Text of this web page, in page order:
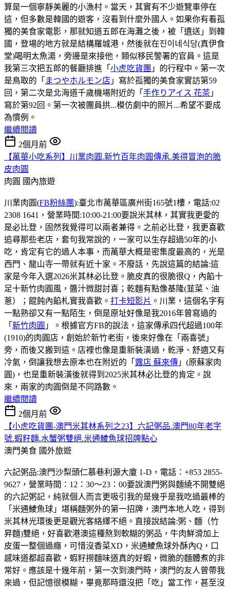
算是一個寧靜美麗的小漁村。當天，其實有不少遊覽車停在
這，但多數是韓國的遊客，沒看到什麼外國人。如果你有看孤
獨的美食家電影，那就知道五郎在海灘之後，被「遺送」到韓
國，登場的地方就是結構羅城港，然後就在진이네식당(真伊食
堂)喝明太魚湯，旁邊是來接他，類似移民警署的官員。這是
我第三次把五郎的餐廳排進「 小虎吃貨團 」的行程中。第一次
是鳥取的「 まつやホルモン店 」寫於孤獨的美食家實訪第59
回，第二次是北海道千歲機場附近的「 手作りアイス 花茶 」
寫於第92回。第一次被團員拱...模仿劇中的照片...希望不要成
為慣例。
繼續閱讀
2個月前
【萬華小吃系列】川業肉圓.新竹百年肉圓傳承.美得冒泡的脆
皮肉圓
肉圓 國內旅遊
川業肉圓(FB粉絲團):臺北市萬華區廣州街165號1樓，電話:02
2308 1641，營業時間:10:00-21:00要說米其林，其實我更愛的
是必比登，固然我覺得可以兩者兼得。之前必比登，我更喜歡
追尋那些老店，套句我常說的，一家可以生存超過50年的小
吃，肯定有它的過人本事，而萬華大概是密集度最高的，光是
西門、龍山寺一帶就有近十家。不廢話，先說這篇的結論:這
家是今年入選2026米其林必比登。脆皮真的很脆很Q，內餡十
足十新竹肉圓風，醬汁微甜討喜；乾麵有點像基隆(韮菜、油
蔥）；餛飩內餡札實我喜歡。 打卡短影片 。川業，這個名字有
一點熟卻又有一點陌生，倒是原址好像是我2016年曾寫過的
「 新竹肉圓 」。根據官方FB的說法，這家傳承四代超過100年
(1910)的肉圓店，創始於新竹老街，後來好像在「兩喜號」
旁，而後又搬到這。店裡也像是重新裝潢過，乾淨、舒適又有
冷氣，倒讓我想去原本也在附近的「 露店 蘇來傳 」(原蘇家肉
圓)，也是重新裝潢後就得到2025米其林必比登的肯定。說
來，兩家的肉圓倒是不同路數。
繼續閱讀
2個月前
【小虎吃貨團-澳門米其林系列之23】六記粥品.澳門80年老字
號.蝦籽麵.水蟹粥雙絕.米通鯪魚球招牌點心
澳門美食 國外旅遊
六記粥品:澳門沙梨頭仁慕巷利源大廈 1-D，電話：+853 2855-
9627，營業時間：12：30～23：00要說澳門粥與麵繞不開雙絕
的六記粥記，純就個人而言更吸引我的是幾乎是我吃過最棒的
「米通鯪魚球」堪稱麵粥外的第一招牌，澳門本地人吃，得到
米其林光環後更是觀光客絡繹不絕。直接說結論:粥、麵（竹
昇麵)雙絕，好喜歡港澳這種熬到軟糊的粥品，牛肉鮮滑加上
皮蛋一整個過癮，可惜沒香菜XD，米通鯪魚球外酥內Q，口
感味道都超喜歡，蝦籽撈麵味道真的好蝦，微脆的麵體煮的非
常好。應該是十幾年前，第一次到澳門時，澳門的友人曾帶我
來過，但記憶很模糊，畢竟那時還沒把「吃」當工作，甚至沒